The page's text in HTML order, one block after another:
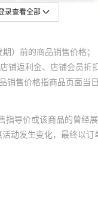
录查看全部
）前的商品销售价
返利金、店铺会员
售价格指商品页面当
导价或该商品的曾经
动发生变化，最终以订